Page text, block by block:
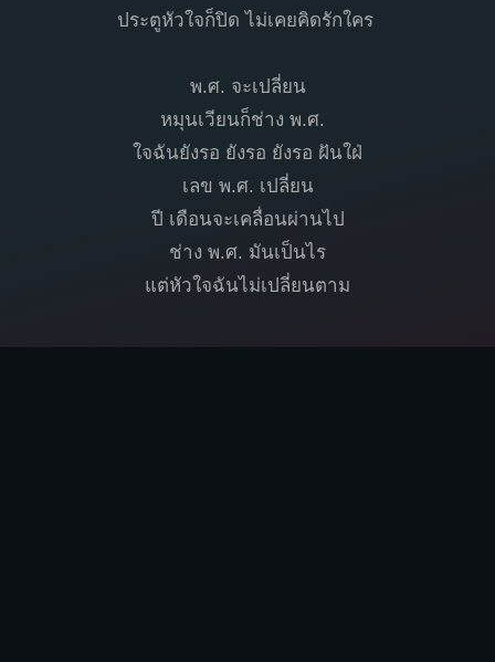
ประตูหัวใจก็ปิด ไม่เคยคิดรักใคร
พ.ศ. จะเปลี่ยน
หมุนเวียนก็ช่าง พ.ศ.
ใจฉันยังรอ ยังรอ ยังรอ ฝันใฝ่
เลข พ.ศ. เปลี่ยน
ปี เดือนจะเคลื่อนผ่านไป
ช่าง พ.ศ. มันเป็นไร
แต่หัวใจฉันไม่เปลี่ยนตาม